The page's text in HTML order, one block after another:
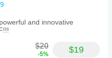
and innovative
$20
-5% $19